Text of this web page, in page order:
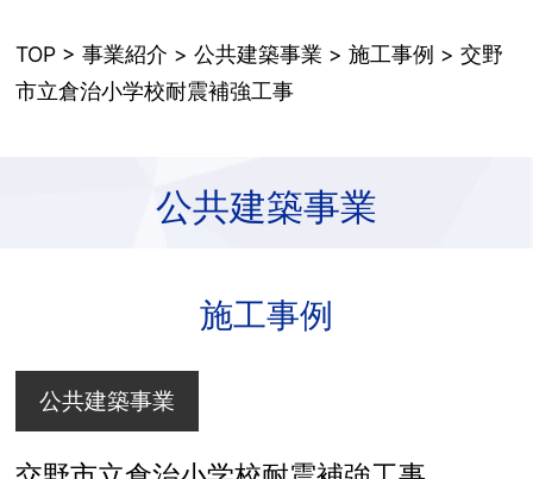
TOP >事業紹介 >公共建築事業 >施工事例 > 交野
市立倉治小学校耐震補強工事
公共建築事業
施工事例
公共建築事業